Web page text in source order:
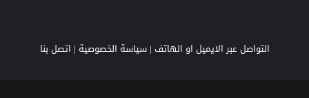
التواصل عبر الايميل او الهاتف |سياسة الخصوصية | اتصل بنا